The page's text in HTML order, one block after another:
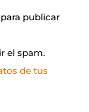
para publicar
el spam.
de tus